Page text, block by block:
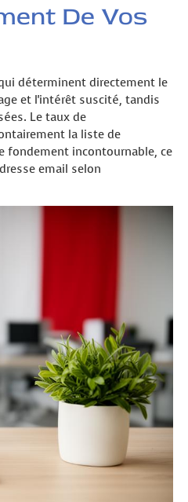
De Vos
déterminent directement le
et l'intérêt suscité, tandis
Le taux de
la liste de
fondement incontournable, ce
email selon